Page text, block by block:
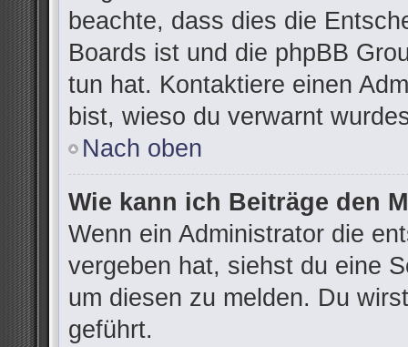
beachte, dass dies die
Boards ist und die phpBB
tun hat. Kontaktiere einen
bist, wieso du verwarnt
Nach oben
Wie kann ich Beiträge den
Wenn ein Administrator die
vergeben hat, siehst du eine
um diesen zu melden. Du
geführt.